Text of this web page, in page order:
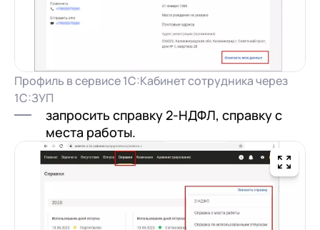
Профиль в сервисе 1С:Кабинет сотрудника через
1С:ЗУП
запросить справку 2-НДФЛ, справку с
места работы.